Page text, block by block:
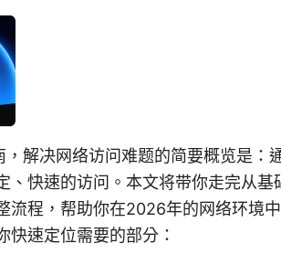
解决网络访问难题的简要概览是：
、快速的访问。本文将带你走完从基
流程，帮助你在2026年的网络环境
快速定位需要的部分：